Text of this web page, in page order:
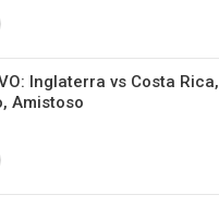
Inglaterra vs Costa Rica,
Amistoso